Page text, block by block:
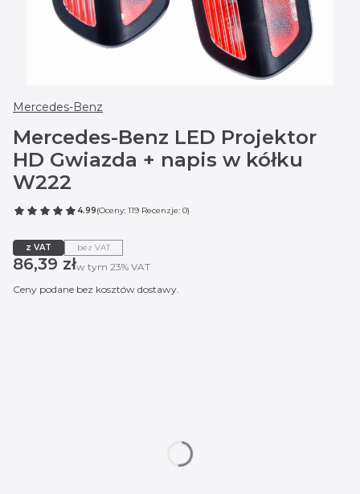
Mercedes-Benz
Mercedes-Benz LED Projektor
HD Gwiazda + napis w kółku
W222
4.99(Oceny: 119 Recenzje: 0)
z VAT bez VAT
Cena
86,39 złw tym 23% VAT
w tym 23% VAT
Ceny podane bez kosztów dostawy.
Mercedes 07